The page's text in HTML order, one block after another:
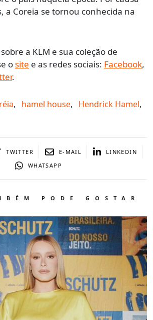
a Coreia se tornou conhecida na
a KLM e sua coleção de
osite e as redes sociais: Facebook,
.
, hamel house, Hendrick Hamel,
TWITTER E-MAIL
LINKEDIN
WHATSAPP
PODE GOSTAR